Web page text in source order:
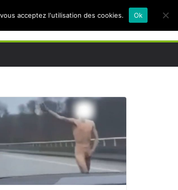
acceptez l'utilisation des cookies. Ok